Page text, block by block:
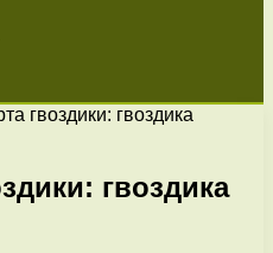
гвоздики: гвоздика
гвоздика